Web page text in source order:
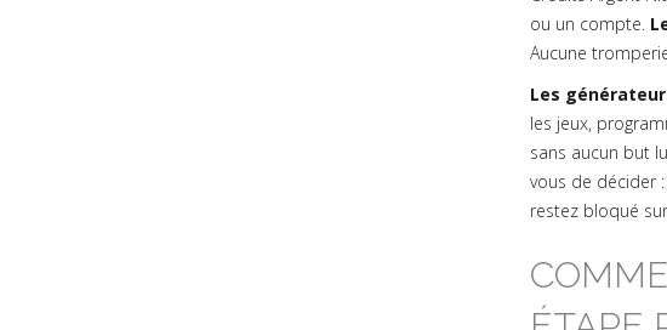
ou un compte.
Aucune
Les
les jeux,
sans aucun but
vous de décider
restez bloqué